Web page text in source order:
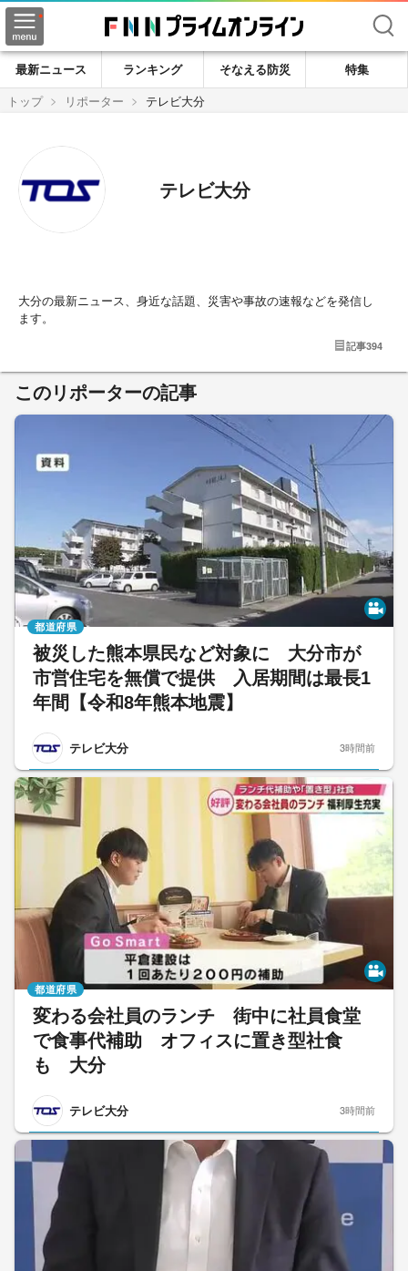
検索
最新ニュース ランキング そなえる防災
特集
トップ
リポーター テレビ大分
テレビ大分
大分の最新ニュース、身近な話題、災害や事故の速報などを発信し
ます。
記事394
このリポーターの記事
被災した熊本県民など対象に 大分市が
市営住宅を無償で提供 入居期間は最長1
年間【令和8年熊本地震】
テレビ大分
都道府県
3時間前
変わる会社員のランチ 街中に社員食堂
で食事代補助 オフィスに置き型社食
も 大分
テレビ大分
都道府県
3時間前